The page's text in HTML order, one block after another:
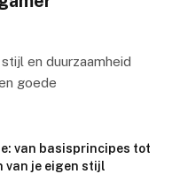
en duurzaamheid
goede
van basisprincipes tot
van je eigen stijl